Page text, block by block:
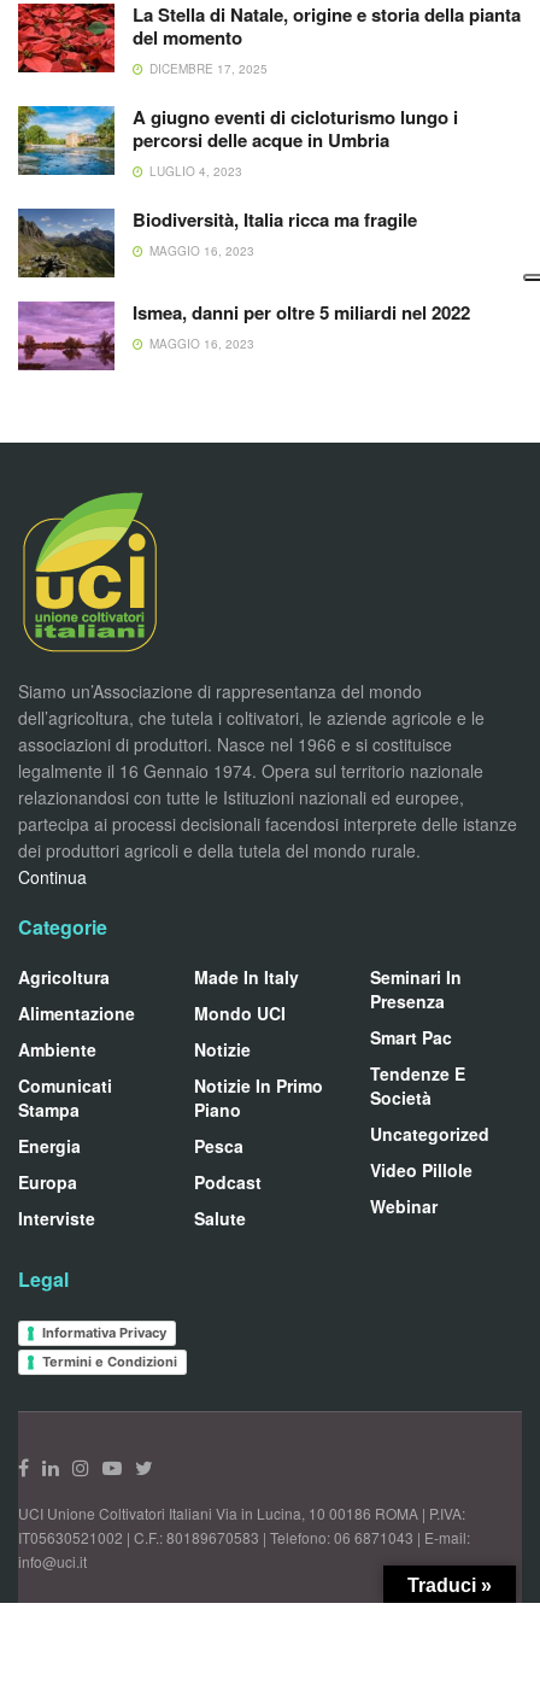
La Stella di Natale, origine e storia della pianta
del momento
DICEMBRE 17, 2025
A giugno eventi di cicloturismo lungo i
percorsi delle acque in Umbria
LUGLIO 4, 2023
Biodiversità, Italia ricca ma fragile
MAGGIO 16, 2023
Ismea, danni per oltre 5 miliardi nel 2022
MAGGIO 16, 2023
Siamo un’Associazione di rappresentanza del mondo
dell’agricoltura, che tutela i coltivatori, le aziende agricole e le
associazioni di produttori. Nasce nel 1966 e si costituisce
legalmente il 16 Gennaio 1974. Opera sul territorio nazionale
relazionandosi con tutte le Istituzioni nazionali ed europee,
partecipa ai processi decisionali facendosi interprete delle istanze
dei produttori agricoli e della tutela del mondo rurale.
Continua
Categorie
Agricoltura
Alimentazione
Ambiente
Comunicati
Stampa
Energia
Europa
Interviste
Made In Italy
Mondo UCI
Notizie
Notizie In Primo
Piano
Pesca
Podcast
Salute
Seminari In
Presenza
Smart Pac
Tendenze E
Società
Uncategorized
Video Pillole
Webinar
Legal
Informativa Privacy
Termini e Condizioni
UCI Unione Coltivatori Italiani Via in Lucina, 10 00186 ROMA | P.IVA:
IT05630521002 | C.F.: 80189670583 | Telefono: 06 6871043 | E-mail:
info@uci.it
Traduci »